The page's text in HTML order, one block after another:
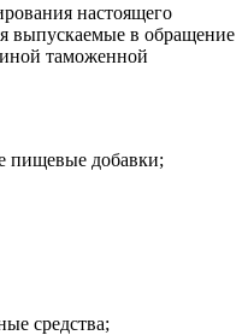
настоящего
выпускаемые в обращение
таможенной
пищевые добавки;
средства;